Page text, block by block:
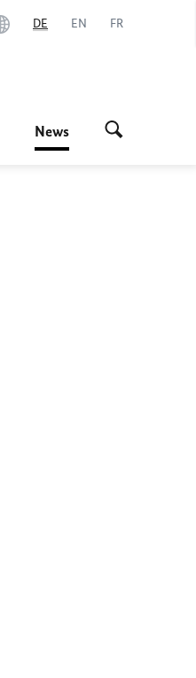
DE EN FR
News